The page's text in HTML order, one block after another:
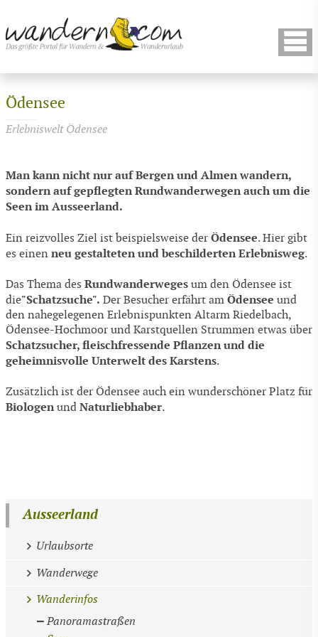
Ödensee
Erlebniswelt Ödensee
Man kann nicht nur auf Bergen und Almen wandern,
sondern auf gepflegten Rundwanderwegen auch um die
Seen im Ausseerland.
Ein reizvolles Ziel ist beispielsweise der Ödensee. Hier gibt
es einen neu gestalteten und beschilderten Erlebnisweg.
Das Thema des Rundwanderweges um den Ödensee ist
die"Schatzsuche". Der Besucher erfährt am Ödensee und
den nahegelegenen Erlebnispunkten Altarm Riedelbach,
Ödensee-Hochmoor und Karstquellen Strummen etwas über
Schatzsucher, fleischfressende Pflanzen und die
geheimnisvolle Unterwelt des Karstens.
Zusätzlich ist der Ödensee auch ein wunderschöner Platz für
Biologen und Naturliebhaber.
Ausseerland
Urlaubsorte
Wanderwege
Wanderinfos
Panoramastraßen